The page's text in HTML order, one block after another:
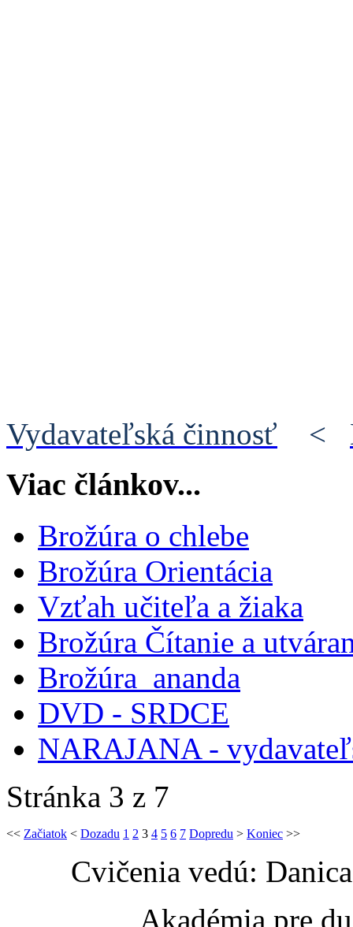
Vydavateľská činnosť <
Viac článkov...
Brožúra o chlebe
Brožúra Orientácia
Vzťah učiteľa a žiaka
Brožúra Čítanie a
Brožúra_ananda
DVD - SRDCE
NARAJANA -
Stránka 3 z 7
<< Začiatok < Dozadu 1 2 3 4 5 6 7 Dopredu > Koniec >>
Cvičenia vedú:
Akadémia pre